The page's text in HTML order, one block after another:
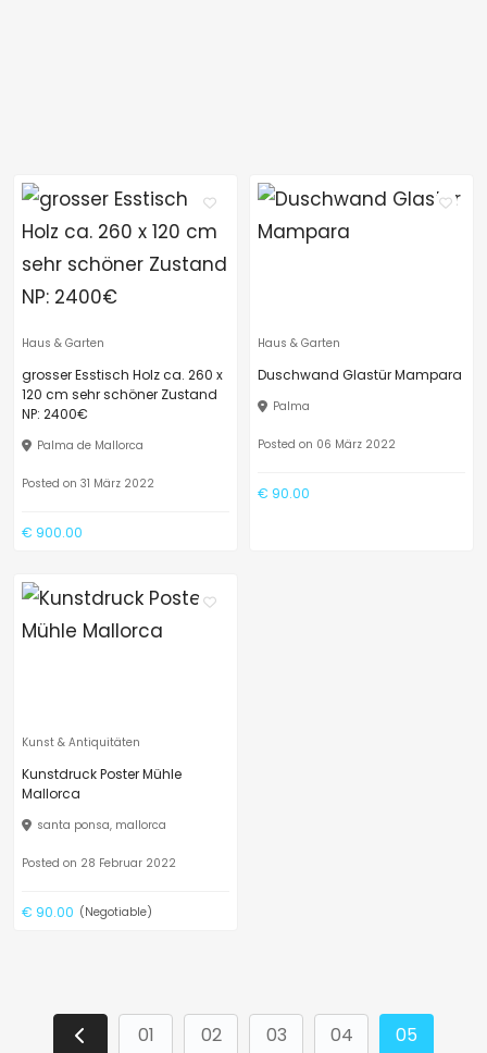
Haus & Garten
grosser Esstisch Holz ca. 260 x
120 cm sehr schöner Zustand
NP: 2400€
Palma de Mallorca
Posted on 31 März 2022
€ 900.00
Haus & Garten
Duschwand Glastür Mampara
Palma
Posted on 06 März 2022
€ 90.00
Kunst & Antiquitäten
Kunstdruck Poster Mühle
Mallorca
santa ponsa, mallorca
Posted on 28 Februar 2022
€ 90.00 (Negotiable)
01 02 03 04 05